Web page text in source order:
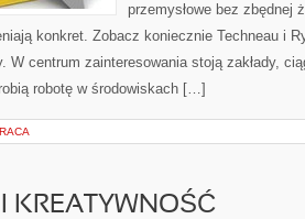
przemysłowe bez zbędnej
konkret. Zobacz koniecznie Techneau i
W centrum zainteresowania stoją zakłady,
robotę w środowiskach […]
KREATYWNOŚĆ